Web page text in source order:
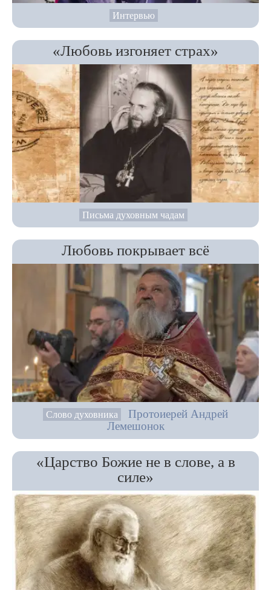
Интервью
«Любовь изгоняет страх»
Письма духовным чадам
Любовь покрывает всё
Слово духовника
Протоиерей Андрей
Лемешонок
«Царство Божие не в слове, а в
силе»